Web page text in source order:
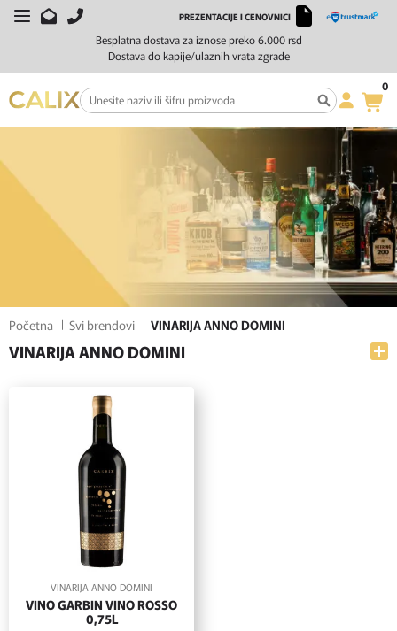
Besplatna dostava za iznose preko 6.000 rsd
Dostava do kapije/ulaznih vrata zgrade
PREZENTACIJE I CENOVNICI
0
Početna Svi brendovi VINARIJA ANNO DOMINI
VINARIJA ANNO DOMINI
FILTERI
SORTIRAJ
VINARIJA ANNO DOMINI
VINO GARBIN VINO ROSSO
0,75L